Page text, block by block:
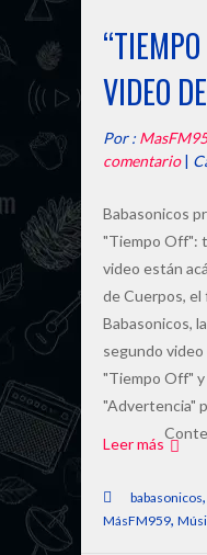
VIDEO
Por :
comentario|
Babasonicos
"Tiempo Off":
video están
de Cuerpos,
Babasonicos,
segundo
"Tiempo Off" y
"Advertencia"
Leer más
babasonicos,
MásFM959,